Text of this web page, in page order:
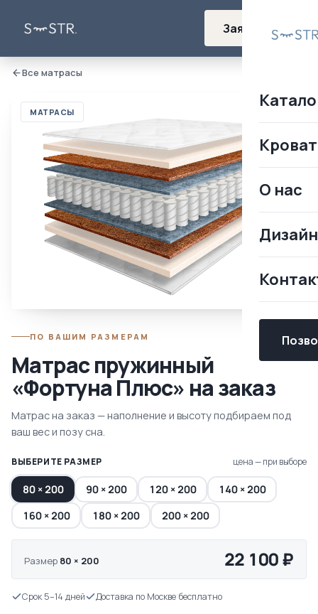
Заявка
О нас
Все матрасы
МАТРАСЫ
ПО ВАШИМ РАЗМЕРАМ
Матрас пружинный
«Фортуна Плюс» на заказ
Матрас на заказ — наполнение и высоту подбираем под
ваш вес и позу сна.
ВЫБЕРИТЕ РАЗМЕР цена — при выборе
80 × 200 90 × 200 120 × 200
140 × 200
160 × 200
180 × 200 200 × 200
Размер 80 × 200 22 100 ₽
Срок 5–14 дней Доставка по Москве бесплатно